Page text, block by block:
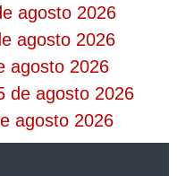
agosto 2026
agosto 2026
agosto 2026
de agosto 2026
agosto 2026